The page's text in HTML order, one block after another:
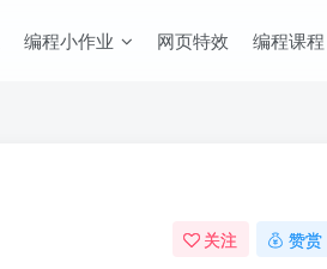
编程小作业 网页特效 编程课程
关注 赞赏